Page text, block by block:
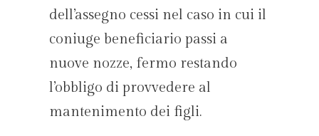
dell’assegno cessi nel caso in cui il
coniuge beneficiario passi a
nuove nozze, fermo restando
l’obbligo di provvedere al
mantenimento dei figli.